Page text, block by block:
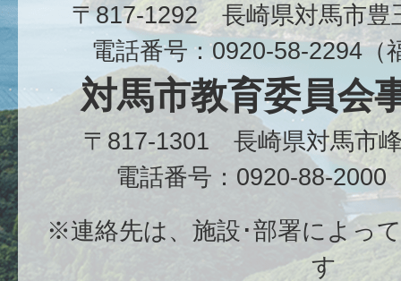
〒817-1292 長崎県対馬市
電話番号：0920-58-2294（
対馬市教育委員会
〒817-1301 長崎県対馬市
電話番号：0920-88-2000
※連絡先は、施設･部署によっ
す